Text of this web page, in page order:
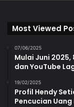
Most Viewed
07/06/2025
Mulai Juni 2025,
dan YouTube
19/02/2025
Profil Hendy
Pencucian